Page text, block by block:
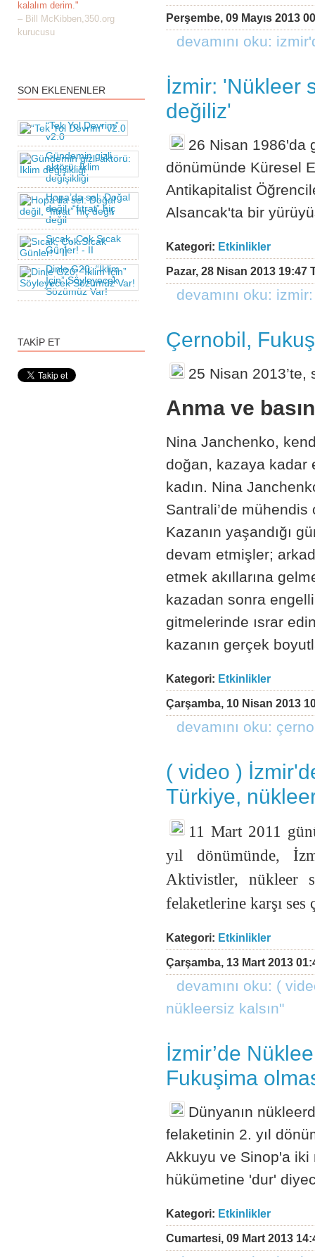
Perşembe, 09 Mayıs 2013
devamını oku:
İzmir: 'Nükleer
değiliz'
26 Nisan 1986'da
dönümünde Küresel
Antikapitalist
Alsancak'ta bir
Kategori: Etkinlikler
Pazar, 28 Nisan 2013
devamını oku:
Çernobil,
25 Nisan 2013’te,
Anma ve
Nina Janchenko,
doğan, kazaya kadar
kadın. Nina
Santrali’de mühendis
Kazanın yaşandığı
devam etmişler;
etmek akıllarına
kazadan sonra
gitmelerinde ısrar
kazanın gerçek
Kategori: Etkinlikler
Çarşamba, 10 Nisan 2013
devamını oku:
( video )
Türkiye,
11 Mart 2011
yıl dönümünde,
Aktivistler, nükleer
felaketlerine karşı ses
Kategori: Etkinlikler
Çarşamba, 13 Mart 2013
devamını oku: (
nükleersiz kalsın"
İzmir’de
Fukuşima
Dünyanın
felaketinin 2. yıl
Akkuyu ve Sinop'a iki
hükümetine 'dur'
Kategori: Etkinlikler
Cumartesi, 09 Mart 2013
kalalım derim."
– Bill McKibben,350.org
kurucusu
SON EKLENENLER
“Tek Yol Devrim”
v2.0
Gündemin gizli
aktörü: İklim
değişikliği
Hopa’da sel: Doğal
değil, “fıtrat” hiç
değil
Sıcak, Çok Sıcak
Günler! - II
Dinle G20; “İklim
İçin” Söyleyecek
Sözümüz Var!
TAKİP ET